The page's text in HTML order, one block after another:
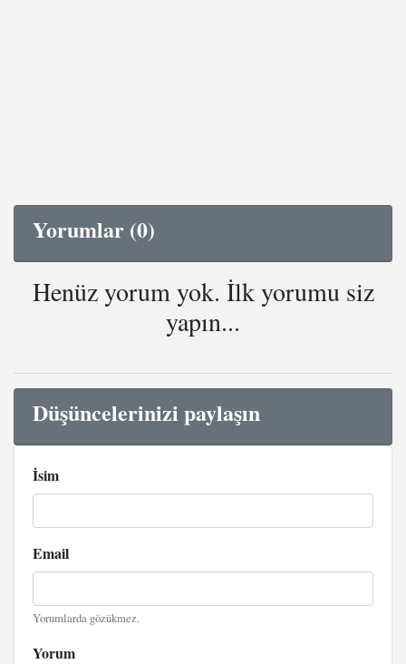
Yorumlar (0)
Henüz yorum yok. İlk yorumu siz
yapın...
Düşüncelerinizi paylaşın
İsim
Email
Yorumlarda gözükmez.
Yorum